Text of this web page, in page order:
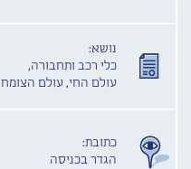
נושא:
כלי רכב ותחבורה,
עולם החי, עולם הצומח
כתובת:
הגדר בכניסה